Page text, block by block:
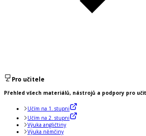
Pro učitele
Přehled všech materiálů, nástrojů a podpory pro
Učím na 1. stupni
Učím na 2. stupni
Výuka angličtiny
Výuka němčiny